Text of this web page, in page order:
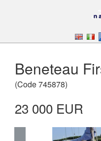
Beneteau
(Code745878)
23 000 EUR